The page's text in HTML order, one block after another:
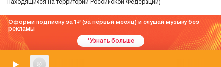
находящихся на территории Российской Федерации)
Оформи подписку за 1
(за первый месяц) и слушай музыку без
рекламы
*Узнать больше